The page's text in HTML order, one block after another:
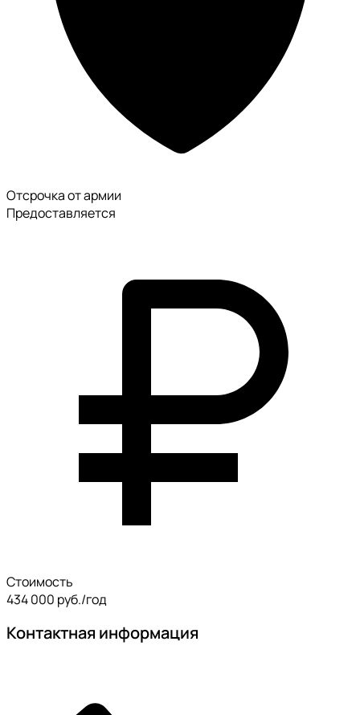
Отсрочка от армии
Предоставляется
Стоимость
434 000 руб./год
Контактная информация